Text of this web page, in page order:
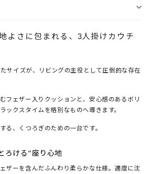
よさに包まれる、3人掛けカウチ
サイズが、リビングの主役として圧倒的な存在
フェザー入りクッションと、安心感のあるボリ
ックスタイムを格別なものへ導きます。
る、くつろぎのための一台です。
ろける”座り心地
ザーを含んだふんわり柔らかな仕様。適度に沈